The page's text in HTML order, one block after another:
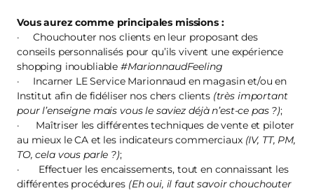
Vous aurez comme principales missions :
· Chouchouter nos clients en leur proposant des
conseils personnalisés pour qu’ils vivent une expérience
shopping inoubliable#MarionnaudFeeling
· Incarner LE Service Marionnaud en magasin et/ou en
Institut afin de fidéliser nos chers clients (très important
pour l’enseigne mais vous le saviez déjà n’est-ce pas ?);
· Maîtriser les différentes techniques de vente et piloter
au mieux le CA et les indicateurs commerciaux (IV, TT, PM,
TO, cela vous parle ?);
· Effectuer les encaissements, tout en connaissant les
différentes procédures (Eh oui, il faut savoir chouchouter